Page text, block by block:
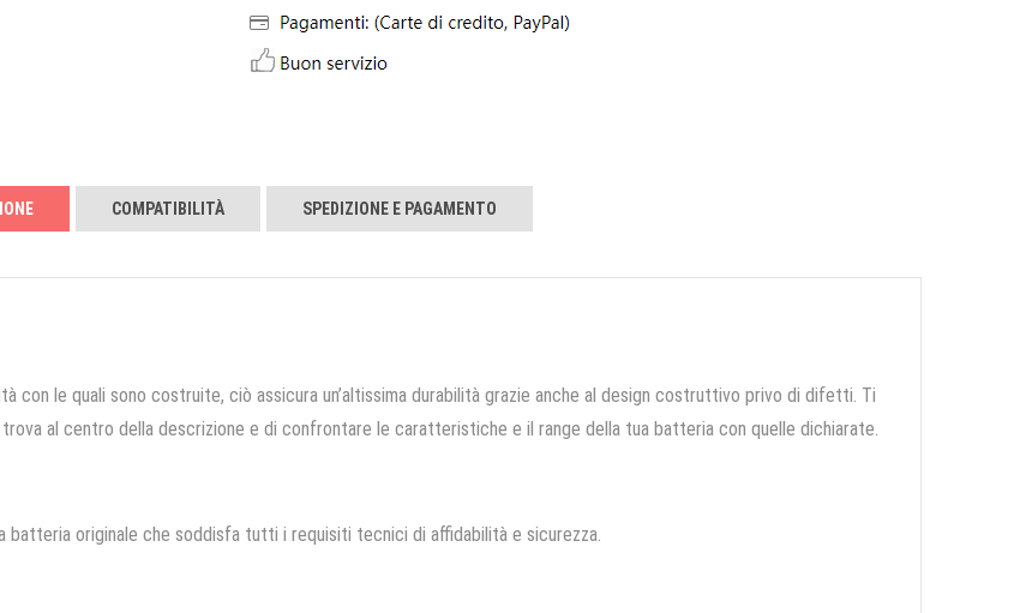
COMPATIBILITÀ SPEDIZIONE E PAGAMENTO
con le quali sono costruite, ciò assicura un’altissima durabilità grazie anche al design costruttivo privo di difetti. Ti
al centro della descrizione e di confrontare le caratteristiche e il range della tua batteria con quelle dichiarate.
batteria originale che soddisfa tutti i requisiti tecnici di affidabilità e sicurezza.